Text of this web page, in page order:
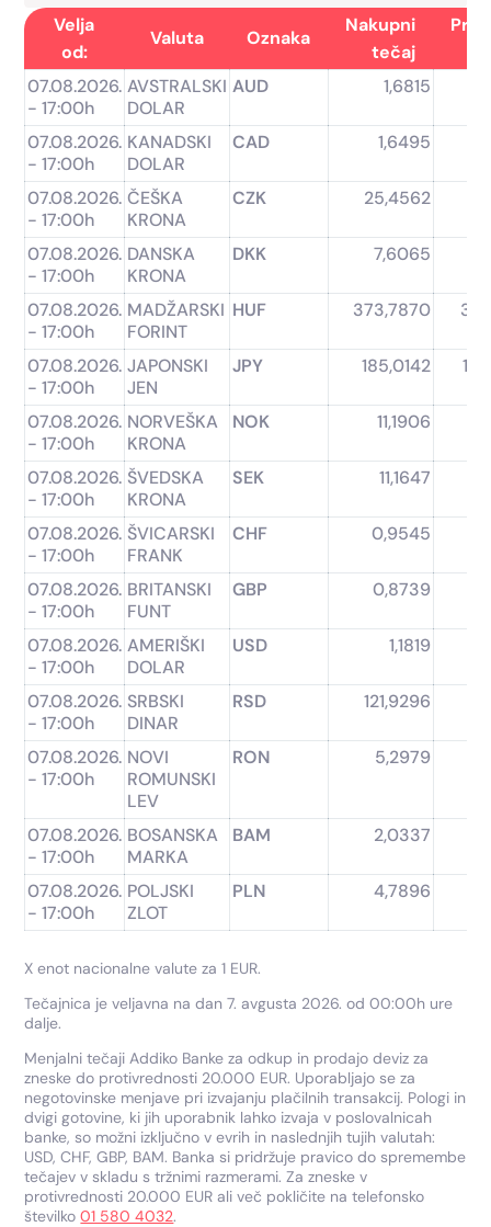
Velja
od:
Valuta Oznaka
Nakupni
tečaj
07.08.2026.
- 17:00h
AVSTRALSKI
DOLAR
AUD 1,6815
07.08.2026.
- 17:00h
KANADSKI
DOLAR
CAD 1,6495
07.08.2026.
- 17:00h
ČEŠKA
KRONA
CZK 25,4562
07.08.2026.
- 17:00h
DANSKA
KRONA
DKK 7,6065
07.08.2026.
- 17:00h
MADŽARSKI
FORINT
HUF 373,7870
07.08.2026.
- 17:00h
JAPONSKI
JEN
JPY 185,0142
07.08.2026.
- 17:00h
NORVEŠKA
KRONA
NOK 11,1906
07.08.2026.
- 17:00h
ŠVEDSKA
KRONA
SEK 11,1647
07.08.2026.
- 17:00h
ŠVICARSKI
FRANK
CHF 0,9545
07.08.2026.
- 17:00h
BRITANSKI
FUNT
GBP 0,8739
07.08.2026.
- 17:00h
AMERIŠKI
DOLAR
USD 1,1819
07.08.2026.
- 17:00h
SRBSKI
DINAR
RSD 121,9296
07.08.2026.
- 17:00h
NOVI
ROMUNSKI
LEV
RON 5,2979
07.08.2026.
- 17:00h
BOSANSKA
MARKA
BAM 2,0337
07.08.2026.
- 17:00h
POLJSKI
ZLOT
PLN 4,7896
X enot nacionalne valute za 1 EUR.
Tečajnica je veljavna na dan 7. avgusta 2026. od 00:00h ure
dalje.
Menjalni tečaji Addiko Banke za odkup in prodajo deviz za
zneske do protivrednosti 20.000 EUR. Uporabljajo se za
negotovinske menjave pri izvajanju plačilnih transakcij. Pologi in
dvigi gotovine, ki jih uporabnik lahko izvaja v poslovalnicah
banke, so možni izključno v evrih in naslednjih tujih valutah:
USD, CHF, GBP, BAM. Banka si pridržuje pravico do spremembe
tečajev v skladu s tržnimi razmerami. Za zneske v
protivrednosti 20.000 EUR ali več pokličite na telefonsko
številko01 580 4032.